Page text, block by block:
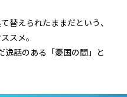
替えられたままだという、
スメ。
逸話のある「憂国の間」と